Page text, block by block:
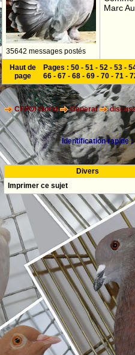
35642 messages postés
Marc
Haut de
page
Pages : 50 - 51 - 52 - 53 -
66 - 67 - 68 - 69 - 70 - 71 -
CFPOI World General
Identification
Divers
Imprimer ce sujet